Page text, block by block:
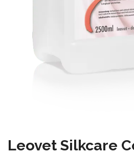
Leovet Silkcare